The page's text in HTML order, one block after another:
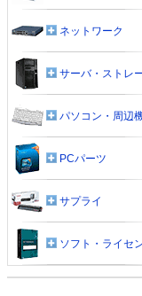
ネットワーク
サーバ・ストレ
パソコン・周辺
PCパーツ
サプライ
ソフト・ライセ